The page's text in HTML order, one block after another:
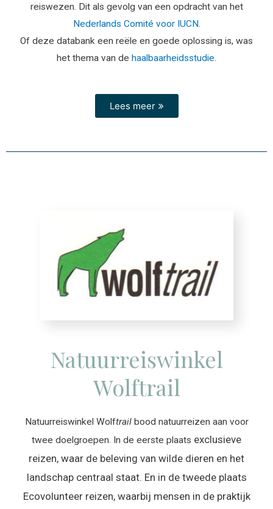
reiswezen. Dit als gevolg van een opdracht van het
Nederlands Comité voor IUCN.
Of deze databank een reële en goede oplossing is, was
het thema van de haalbaarheidsstudie.
Lees meer
Natuurreiswinkel
Wolftrail
Natuurreiswinkel Wolftrailbood natuurreizen aan voor
twee doelgroepen. In de eerste plaats exclusieve
reizen, waar de beleving van wilde dieren en het
landschap centraal staat. En in de tweede plaats
Ecovolunteer reizen, waarbij mensen in de praktijk